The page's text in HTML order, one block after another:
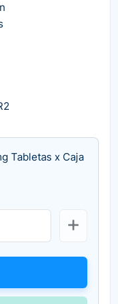
Tabletas x Caja